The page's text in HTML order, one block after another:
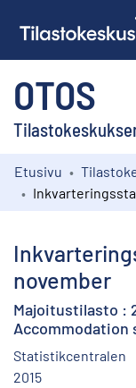
OTOS
Kokoelmat
Etusivu
november
Majoitustilasto :
Accommodation
Statistikcentralen
2015